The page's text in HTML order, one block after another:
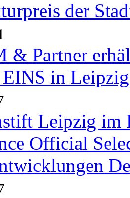
der
& Partner
in Leipzig
Leipzig im
Official